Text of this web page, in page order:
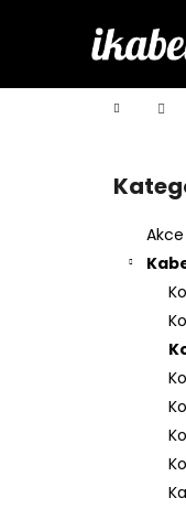
Domů
Přeskočit
kategorie
Akce
í
Zpět
do
Zpět
do